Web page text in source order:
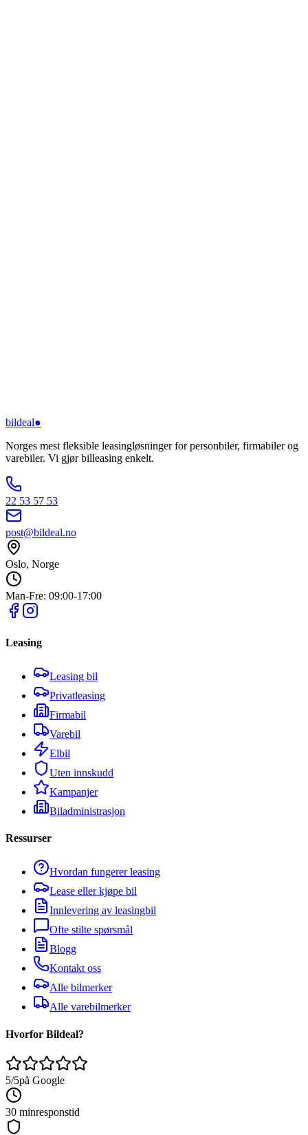
bildeal●
Norges mest fleksible leasingløsninger for personbiler, firmabiler og
varebiler. Vi gjør billeasing enkelt.
22 53 57 53
post@bildeal.no
Oslo, Norge
Man-Fre: 09:00-17:00
Leasing
Leasing bil
Privatleasing
Firmabil
Varebil
Elbil
Uten innskudd
Kampanjer
Biladministrasjon
Ressurser
Hvordan fungerer leasing
Lease eller kjøpe bil
Innlevering av leasingbil
Ofte stilte spørsmål
Blogg
Kontakt oss
Alle bilmerker
Alle varebilmerker
Hvorfor Bildeal?
5/5på Google
30 minresponstid